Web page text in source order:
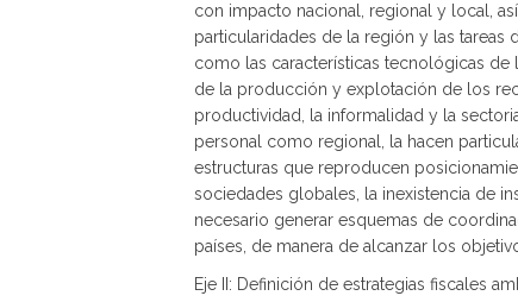
con impacto nacional, regional y local,
particularidades de la región y las
como las características tecnológicas
de la producción y explotación de los
productividad, la informalidad y la
personal como regional, la hacen
estructuras que reproducen
sociedades globales, la inexistencia de
necesario generar esquemas de
países, de manera de alcanzar los
Eje II: Definición de estrategias fiscales